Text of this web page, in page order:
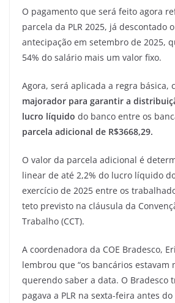
O pagamento que será feito agora
parcela da PLR 2025, já descontado
antecipação em setembro de 2025,
54% do salário mais um valor fixo.
Agora, será aplicada a regra básica,
majorador para garantir a
lucro líquido do banco entre os
parcela adicional de R$3668,29.
O valor da parcela adicional é
linear de até 2,2% do lucro líquido
exercício de 2025 entre os
teto previsto na cláusula da
Trabalho (CCT).
A coordenadora da COE Bradesco,
lembrou que “os bancários estavam
querendo saber a data. O Bradesco
pagava a PLR na sexta-feira antes